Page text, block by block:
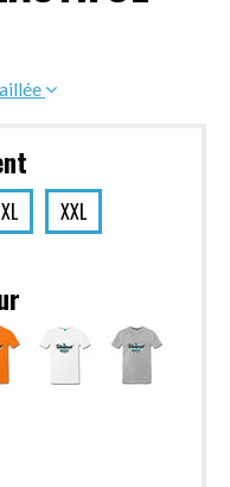
XL XXL